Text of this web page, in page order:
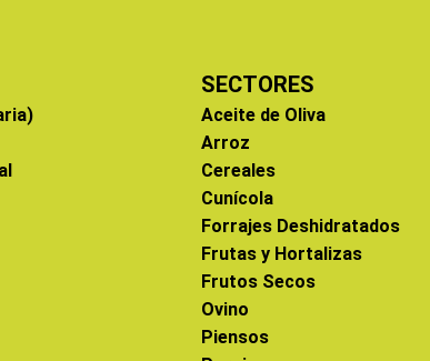
SECTORES
Aceite de Oliva
Arroz
Cereales
Cunícola
Forrajes Deshidratados
Frutas y Hortalizas
Frutos Secos
Ovino
Piensos